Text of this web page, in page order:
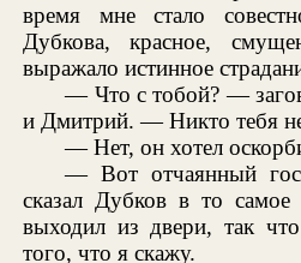
время мне стало
Дубкова, красное,
выражало истинное
— Что с тобой? —
и Дмитрий. — Никто тебя
— Нет, он хотел
— Вот отчаянный
сказал Дубков в то
выходил из двери, так
того, что я скажу.